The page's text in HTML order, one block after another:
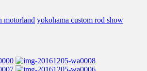
motorland yokohama custom rod show